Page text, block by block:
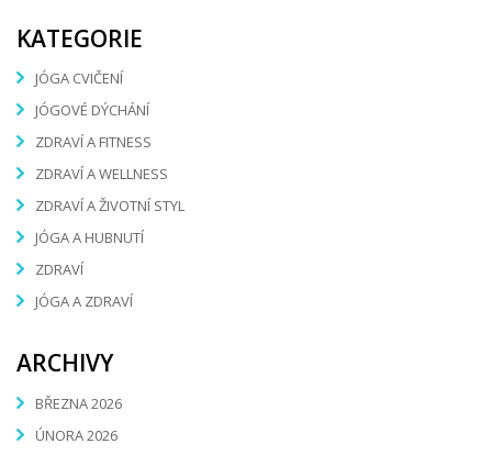
KATEGORIE
JÓGA CVIČENÍ
JÓGOVÉ DÝCHÁNÍ
ZDRAVÍ A FITNESS
ZDRAVÍ A WELLNESS
ZDRAVÍ A ŽIVOTNÍ STYL
JÓGA A HUBNUTÍ
ZDRAVÍ
JÓGA A ZDRAVÍ
ARCHIVY
BŘEZNA 2026
ÚNORA 2026